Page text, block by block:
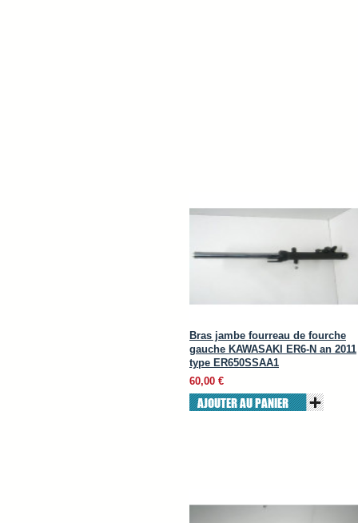
Bras jambe fourreau de fourche
gauche KAWASAKI ER6-N an 2011
type ER650SSAA1
60,00 €
AJOUTER AU PANIER